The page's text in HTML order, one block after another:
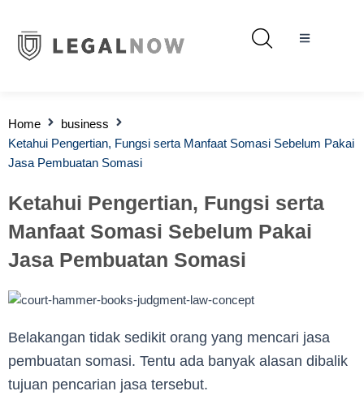
Home
business
Ketahui Pengertian, Fungsi serta Manfaat Somasi Sebelum Pakai
Jasa Pembuatan Somasi
Ketahui Pengertian, Fungsi serta
Manfaat Somasi Sebelum Pakai
Jasa Pembuatan Somasi
Belakangan tidak sedikit orang yang mencari jasa
pembuatan somasi. Tentu ada banyak alasan dibalik
tujuan pencarian jasa tersebut.